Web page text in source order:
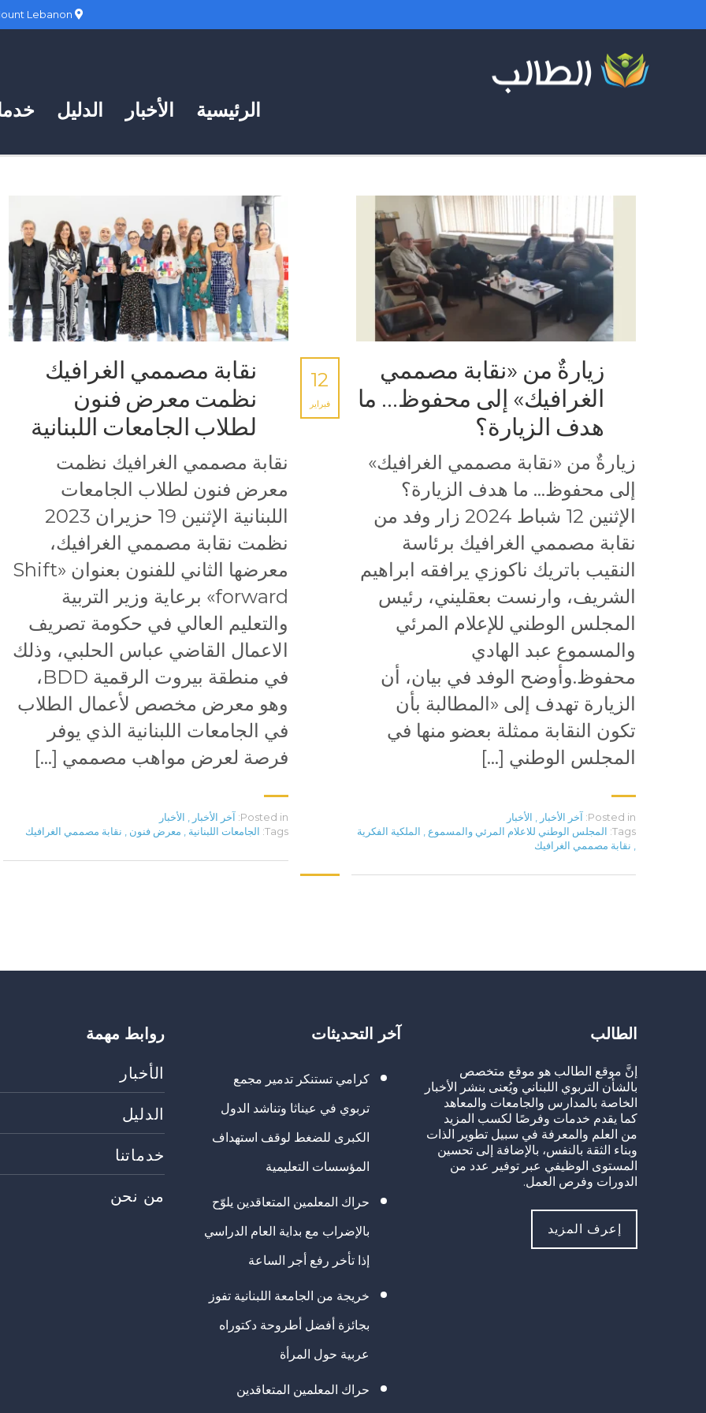
الدليل الأخبار الرئيسية
زيارةٌ من «نقابة مصممي
الغرافيك» إلى محفوظ… ما
هدف الزيارة؟
12
فبراير
زيارةٌ من «نقابة مصممي الغرافيك»
إلى محفوظ… ما هدف الزيارة؟
الإثنين 12 شباط 2024 زار وفد من
نقابة مصممي الغرافيك برئاسة
النقيب باتريك ناكوزي يرافقه ابراهيم
الشريف، وارنست بعقليني، رئيس
المجلس الوطني للإعلام المرئي
والمسموع عبد الهادي
محفوظ.وأوضح الوفد في بيان، أن
الزيارة تهدف إلى «المطالبة بأن
تكون النقابة ممثلة بعضو منها في
المجلس الوطني […]
Posted in: آخر الأخبار
الأخبار
Tags: المجلس الوطني للاعلام المرئي والمسموع
الملكية الفكرية
نقابة مصممي الغرافيك
نقابة مصممي الغرافيك
نظمت معرض فنون
لطلاب الجامعات اللبنانية
نقابة مصممي الغرافيك نظمت
معرض فنون لطلاب الجامعات
اللبنانية الإثنين 19 حزيران 2023
نظمت نقابة مصممي الغرافيك،
معرضها الثاني للفنون بعنوان «Shift
forward» برعاية وزير التربية
والتعليم العالي في حكومة تصريف
الاعمال القاضي عباس الحلبي، وذلك
في منطقة بيروت الرقمية BDD،
وهو معرض مخصص لأعمال الطلاب
في الجامعات اللبنانية الذي يوفر
فرصة لعرض مواهب مصممي […]
Posted in: آخر الأخبار
الأخبار
Tags: الجامعات اللبنانية معرض فنون نقابة مصممي الغرافيك
الطالب
إنَّ موقع الطالب هو موقع متخصص
بالشأن التربوي اللبناني ويُعنى بنشر الأخبار
الخاصة بالمدارس والجامعات والمعاهد
كما يقدم خدمات وفرصًا لكسب المزيد
من العلم والمعرفة في سبيل تطوير الذات
وبناء الثقة بالنفس، بالإضافة إلى تحسين
المستوى الوظيفي عبر توفير عدد من
الدورات وفرص العمل.
إعرف المزيد
آخر التحديثات
كرامي تستنكر تدمير مجمع
تربوي في عيناثا وتناشد الدول
الكبرى للضغط لوقف استهداف
المؤسسات التعليمية
حراك المعلمين المتعاقدين يلوّح
بالإضراب مع بداية العام الدراسي
إذا تأخر رفع أجر الساعة
خريجة من الجامعة اللبنانية تفوز
بجائزة أفضل أطروحة دكتوراه
عربية حول المرأة
حراك المعلمين المتعاقدين
روابط مهمة
الأخبار
الدليل
خدماتنا
من نحن